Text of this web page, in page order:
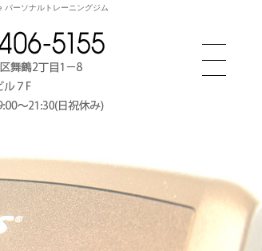
ーソナルトレーニングジム